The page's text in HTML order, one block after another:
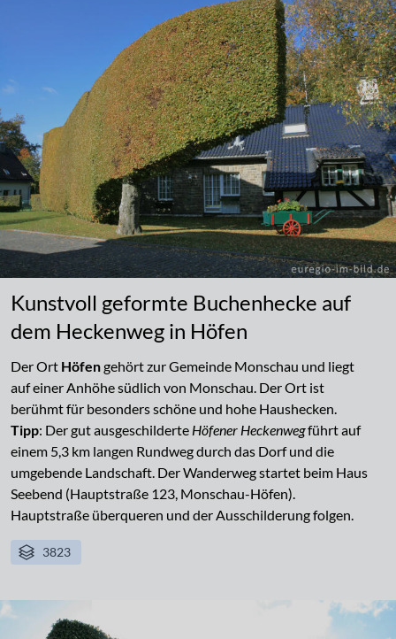
Kunstvoll geformte Buchenhecke auf
dem Heckenweg in Höfen
Der Ort Höfengehört zur Gemeinde Monschau und liegt
auf einer Anhöhe südlich von Monschau. Der Ort ist
berühmt für besonders schöne und hohe Haushecken.
Tipp: Der gut ausgeschilderte Höfener Heckenwegführt auf
einem 5,3 km langen Rundweg durch das Dorf und die
umgebende Landschaft. Der Wanderweg startet beim Haus
Seebend (Hauptstraße 123, Monschau-Höfen).
Hauptstraße überqueren und der Ausschilderung folgen.
3823